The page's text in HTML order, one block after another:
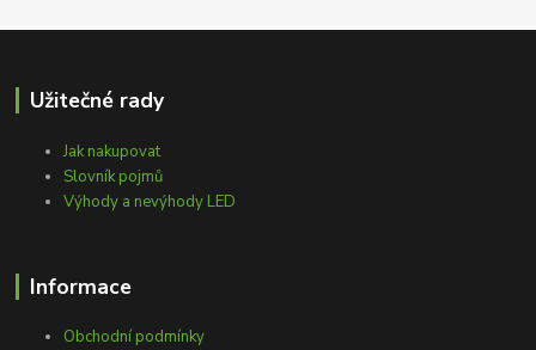
Užitečné rady
Jak nakupovat
Slovník pojmů
Výhody a nevýhody LED
Informace
Obchodní podmínky